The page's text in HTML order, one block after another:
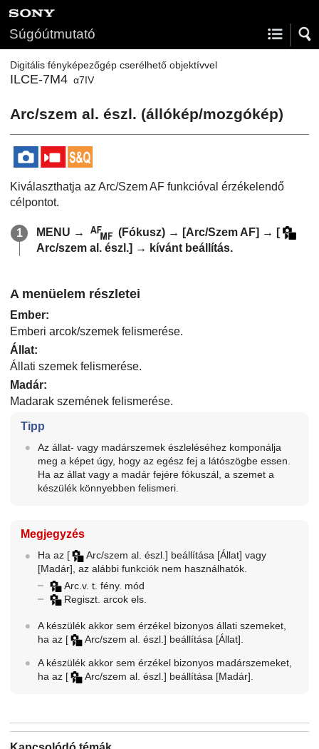
Súgóútmutató
Digitális fényképezőgép cserélhető objektívvel
ILCE-7M4 α7IV
Arc/szem al. észl. (állókép/mozgókép)
Kiválaszthatja az Arc/Szem AF funkcióval érzékelendő
célpontot.
MENU → (Fókusz) → [Arc/Szem AF] → [
Arc/szem al. észl.] → kívánt beállítás.
A menüelem részletei
Ember:
Emberi arcok/szemek felismerése.
Állat:
Állati szemek felismerése.
Madár:
Madarak szemének felismerése.
Tipp
Az állat- vagy madárszemek észleléséhez komponálja
meg a képet úgy, hogy az egész fej a látószögbe essen.
Ha az állat vagy a madár fejére fókuszál, a szemet a
készülék könnyebben felismeri.
Megjegyzés
Ha az [ Arc/szem al. észl.] beállítása [Állat] vagy
[Madár], az alábbi funkciók nem használhatók.
Arc.v. t. fény. mód
Regiszt. arcok els.
A készülék akkor sem érzékel bizonyos állati szemeket,
ha az [ Arc/szem al. észl.] beállítása [Állat]
A készülék akkor sem érzékel bizonyos madárszemeket,
ha az [ Arc/szem al. észl.] beállítása [Madár]